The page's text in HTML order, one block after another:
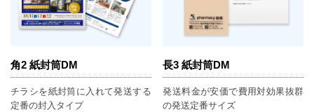
角2 紙封筒DM
チラシを紙封筒に入れて発送する
定番の封入タイプ
長3 紙封筒DM
発送料金が安価で費用対効果抜群
の発送定番サイズ